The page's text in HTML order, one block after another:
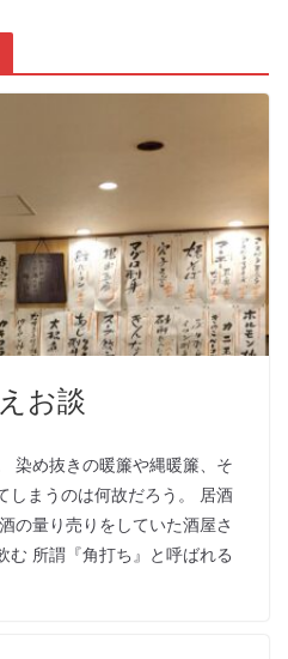
お談
染め抜きの暖簾や縄暖簾、そ
しまうのは何故だろう。 居酒
の量り売りをしていた酒屋さ
む 所謂『角打ち』と呼ばれる